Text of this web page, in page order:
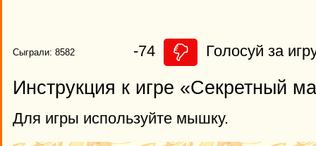
Сыграли: 8582 -74 Голосуй за
Инструкция к игре «Секретный
Для игры используйте мышку.